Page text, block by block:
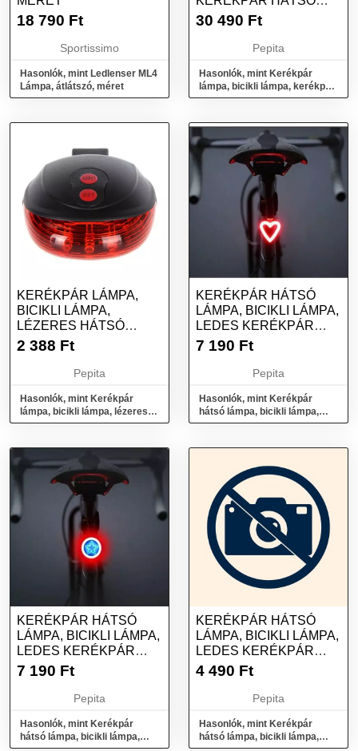
18 790 Ft
Sportissimo
Hasonlók, mint Ledlenser ML4
Lámpa, átlátszó, méret
LÁMPA INDEXES
30 490 Ft
Pepita
Hasonlók, mint Kerékpár
lámpa, bicikli lámpa, kerékpár
hátsó lámpa indexes
KERÉKPÁR LÁMPA,
BICIKLI LÁMPA,
LÉZERES HÁTSÓ
LÁMPA
2 388 Ft
Pepita
Hasonlók, mint Kerékpár
lámpa, bicikli lámpa, lézeres
hátsó lámpa
KERÉKPÁR HÁTSÓ
LÁMPA, BICIKLI LÁMPA,
LEDES KERÉKPÁR
LÁMPA - SZÍV
7 190 Ft
Pepita
Hasonlók, mint Kerékpár
hátsó lámpa, bicikli lámpa,
ledes kerékpár lámpa - Szív
KERÉKPÁR HÁTSÓ
LÁMPA, BICIKLI LÁMPA,
LEDES KERÉKPÁR
LÁMPA - CSILLAG
7 190 Ft
Pepita
Hasonlók, mint Kerékpár
hátsó lámpa, bicikli lámpa,
KERÉKPÁR HÁTSÓ
LÁMPA, BICIKLI LÁMPA,
LEDES KERÉKPÁR
LÁMPA - KÖR
4 490 Ft
Pepita
Hasonlók, mint Kerékpár
hátsó lámpa, bicikli lámpa,